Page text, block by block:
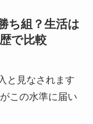
ち組？生活は
で比較
と見なされます
この水準に届い